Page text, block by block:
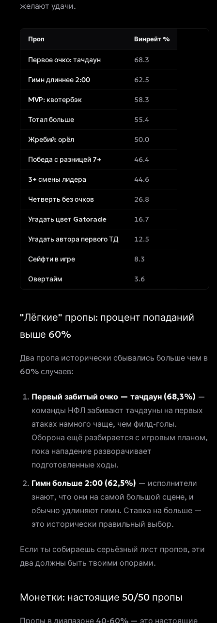
желают удачи.
Проп Винрейт %
Первое очко: тачдаун 68.3
Гимн длиннее 2:00 62.5
MVP: квотербэк 58.3
Тотал больше 55.4
Жребий: орёл 50.0
Победа с разницей 7+ 46.4
3+ смены лидера 44.6
Четверть без очков 26.8
Угадать цвет Gatorade 16.7
Угадать автора первого ТД 12.5
Сейфти в игре 8.3
Овертайм 3.6
"Лёгкие" пропы: процент попаданий
выше 60%
Два пропа исторически сбывались больше чем в
60% случаев:
Первый забитый очко — тачдаун (68,3%) —
команды НФЛ забивают тачдауны на первых
атаках намного чаще, чем филд-голы.
Оборона ещё разбирается с игровым планом,
пока нападение разворачивает
подготовленные ходы.
Гимн больше 2:00 (62,5%) — исполнители
знают, что они на самой большой сцене, и
обычно удлиняют гимн. Ставка на больше —
это исторически правильный выбор.
Если ты собираешь серьёзный лист пропов, эти
два должны быть твоими опорами.
Монетки: настоящие 50/50 пропы
Пропы в диапазоне 40-60% — это настоящие